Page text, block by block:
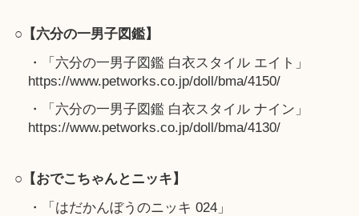
○【六分の一男子図鑑】
・「六分の一男子図鑑 白衣スタイル エイト」
https://www.petworks.co.jp/doll/bma/4150/
・「六分の一男子図鑑 白衣スタイル ナイン」
https://www.petworks.co.jp/doll/bma/4130/
○【おでこちゃんとニッキ】
・「はだかんぼうのニッキ 024」